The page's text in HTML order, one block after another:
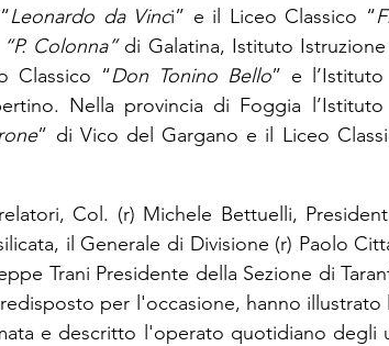
Leonardo da Vinci” e il Liceo Classico “
“P. Colonna” di Galatina, Istituto Istruzione
Classico “Don Tonino Bello” e
Nella provincia di Foggia l’Istituto
” di Vico del Gargano e il Liceo
Col. (r) Michele Bettuelli,
il Generale di Divisione (r) Paolo
Trani Presidente della Sezione di
per l'occasione, hanno illustrato
e descritto l'operato quotidiano degli